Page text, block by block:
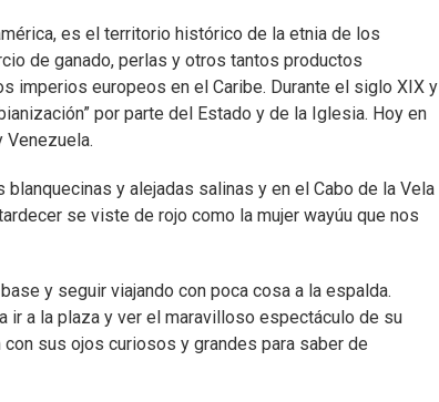
es el territorio histórico de la etnia de los
de ganado, perlas y otros tantos productos
imperios europeos en el Caribe. Durante el siglo XIX y
por parte del Estado y de la Iglesia. Hoy en
Venezuela.
blanquecinas y alejadas salinas y en el Cabo de la Vela
se viste de rojo como la mujer wayúu que nos
y seguir viajando con poca cosa a la espalda.
ir a la plaza y ver el maravilloso espectáculo de su
sus ojos curiosos y grandes para saber de